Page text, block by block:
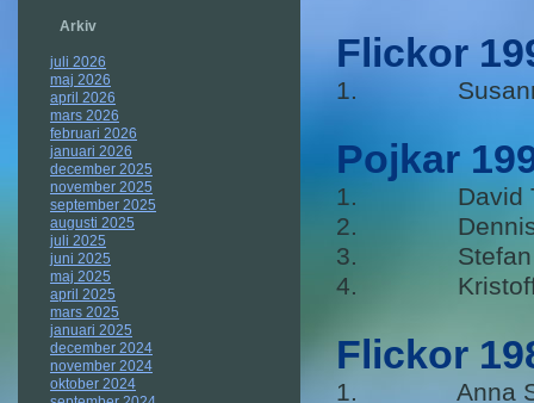
Arkiv
juli 2026
maj 2026
april 2026
mars 2026
februari 2026
januari 2026
december 2025
november 2025
september 2025
augusti 2025
juli 2025
juni 2025
maj 2025
april 2025
mars 2025
januari 2025
december 2024
november 2024
oktober 2024
Flickor
1. Susanna
Pojkar
1. David
2. Dennis
3. Stefan
4. Kristoffer
Flickor
1. Anna